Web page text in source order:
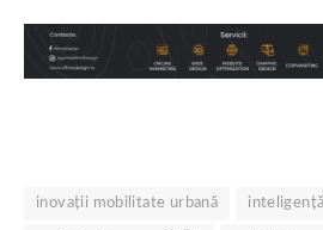
inovații mobilitate urbană